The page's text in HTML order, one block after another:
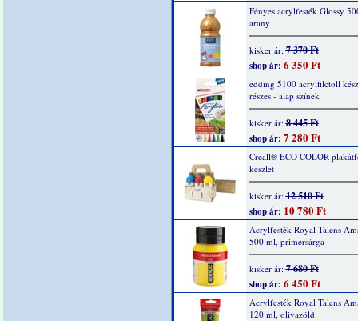
Fényes acrylfesték Glossy
arany
kisker ár:7 370 Ft
shop ár: 6 350 Ft
edding 5100 acrylfilctoll
részes - alap színek
kisker ár:8 445 Ft
shop ár: 7 280 Ft
Creall® ECO COLOR
készlet
kisker ár:12 510 Ft
shop ár: 10 780 Ft
Acrylfesték Royal Talens
500 ml, primersárga
kisker ár:7 680 Ft
shop ár: 6 450 Ft
Acrylfesték Royal Talens
120 ml, olivazöld